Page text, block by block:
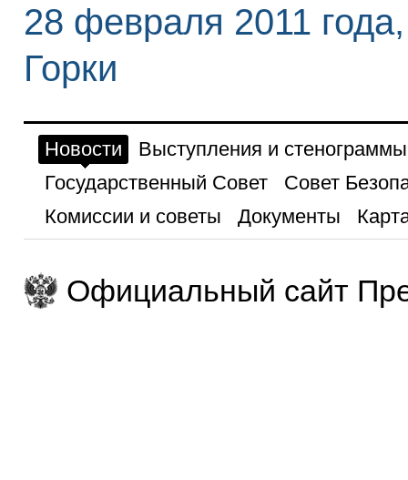
28 февраля 2011
Горки
Новости
Выступления и стенограммы
Государственный Совет
Совет
Комиссии и советы
Документы
Официальный сайт